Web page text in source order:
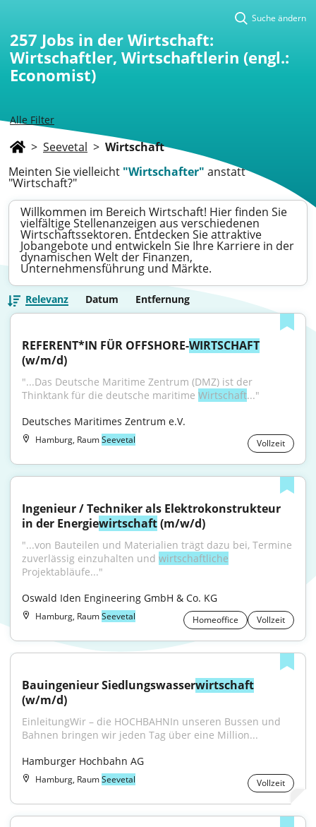
Alle Filter
Suche ändern
257 Jobs in der Wirtschaft:
Wirtschaftler, Wirtschaftlerin (engl.:
Economist)
> Seevetal > Wirtschaft
Meinten Sie vielleicht "Wirtschafter" anstatt
"Wirtschaft?"
Willkommen im Bereich Wirtschaft! Hier finden Sie
vielfältige Stellenanzeigen aus verschiedenen
Wirtschaftssektoren. Entdecken Sie attraktive
Jobangebote und entwickeln Sie Ihre Karriere in der
dynamischen Welt der Finanzen,
Unternehmensführung und Märkte.
Relevanz Datum Entfernung
REFERENT*IN FÜR OFFSHORE-WIRTSCHAFT
(w/m/d)
"...Das Deutsche Maritime Zentrum (DMZ) ist der
Thinktank für die deutsche maritime Wirtschaft..."
Deutsches Maritimes Zentrum e.V.
Hamburg, RaumSeevetal Vollzeit
Ingenieur / Techniker als Elektrokonstrukteur
in der Energiewirtschaft (m/w/d)
"...von Bauteilen und Materialien trägt dazu bei, Termine
zuverlässig einzuhalten und wirtschaftliche
Projektabläufe..."
Oswald Iden Engineering GmbH & Co. KG
Hamburg, RaumSeevetal Homeoffice Vollzeit
Bauingenieur Siedlungswasserwirtschaft
(w/m/d)
EinleitungWir – die HOCHBAHNIn unseren Bussen und
Bahnen bringen wir jeden Tag über eine Million...
Hamburger Hochbahn AG
Hamburg, RaumSeevetal Vollzeit